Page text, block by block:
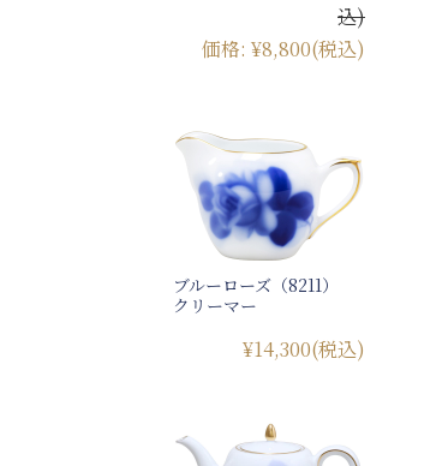
込)
価格: ¥8,800(税込)
ブルーローズ（8211）
クリーマー
¥14,300(税込)